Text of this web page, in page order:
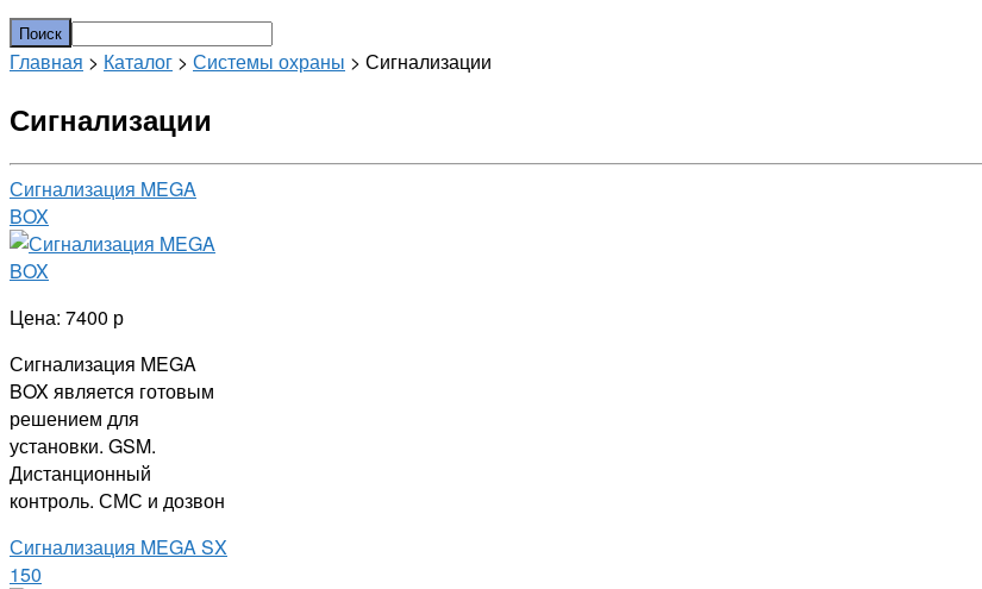
Главная > Каталог > Системы охраны > Сигнализации
Сигнализации
Сигнализация MEGA
BOX
Цена: 7400 р
Сигнализация MEGA
BOX является готовым
решением для
установки. GSM.
Дистанционный
контроль. СМС и дозвон
Сигнализация MEGA SX
150